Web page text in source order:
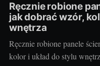
Ręcznie robione
jak dobrać wzór,
wnętrza
Ręcznie robione panele
kolor i układ do stylu